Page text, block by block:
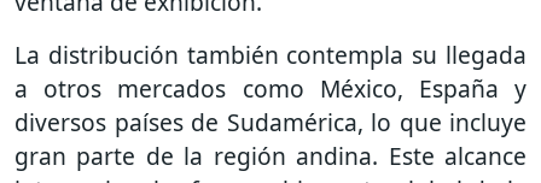
La distribución también contempla su llegada
a otros mercados como México, España y
diversos países de Sudamérica, lo que incluye
gran parte de la región andina. Este alcance